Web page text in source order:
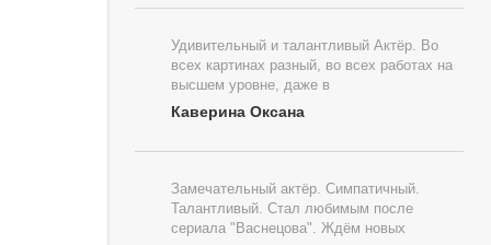
Удивительный и талантливый Актёр. Во
всех картинах разный, во всех работах на
высшем уровне, даже в
Каверина Оксана
Замечательный актёр. Симпатичный.
Талантливый. Стал любимым после
сериала "Васнецова". Ждём новых